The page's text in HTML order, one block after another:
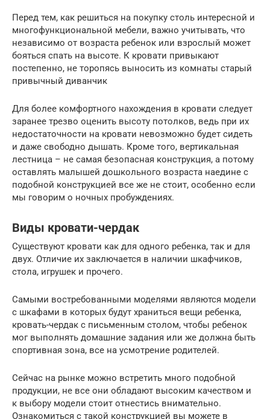
Перед тем, как решиться на покупку столь интересной и
многофункциональной мебели, важно учитывать, что
независимо от возраста ребенок или взрослый может
бояться спать на высоте. К кровати привыкают
постепенно, не торопясь выносить из комнаты старый
привычный диванчик
Для более комфортного нахождения в кровати следует
заранее трезво оценить высоту потолков, ведь при их
недостаточности на кровати невозможно будет сидеть
и даже свободно дышать. Кроме того, вертикальная
лестница – не самая безопасная конструкция, а потому
оставлять малышей дошкольного возраста наедине с
подобной конструкцией все же не стоит, особенно если
мы говорим о ночных пробуждениях.
Виды кровати-чердак
Существуют кровати как для одного ребенка, так и для
двух. Отличие их заключается в наличии шкафчиков,
стола, игрушек и прочего.
Самыми востребованными моделями являются модели
с шкафами в которых будут храниться вещи ребенка,
кровать-чердак с письменным столом, чтобы ребенок
мог выполнять домашние задания или же должна быть
спортивная зона, все на усмотрение родителей.
Сейчас на рынке можно встретить много подобной
продукции, не все они обладают высоким качеством и
к выбору модели стоит отнестись внимательно.
Ознакомиться с такой конструкцией вы можете в